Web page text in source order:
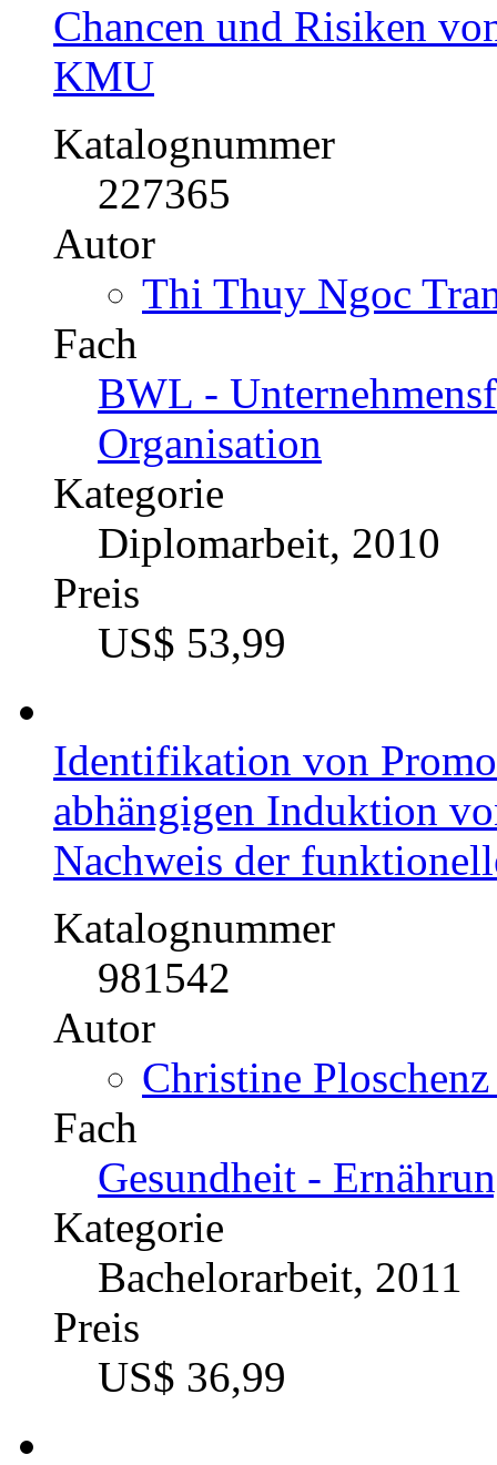
Chancen und Risiken
KMU
Katalognummer
227365
Autor
Thi Thuy Ngoc
Fach
BWL -
Organisation
Kategorie
Diplomarbeit, 2010
Preis
US$ 53,99
Identifikation von
abhängigen Induktion
Nachweis der
Katalognummer
981542
Autor
Christine
Fach
Gesundheit -
Kategorie
Bachelorarbeit, 2011
Preis
US$ 36,99